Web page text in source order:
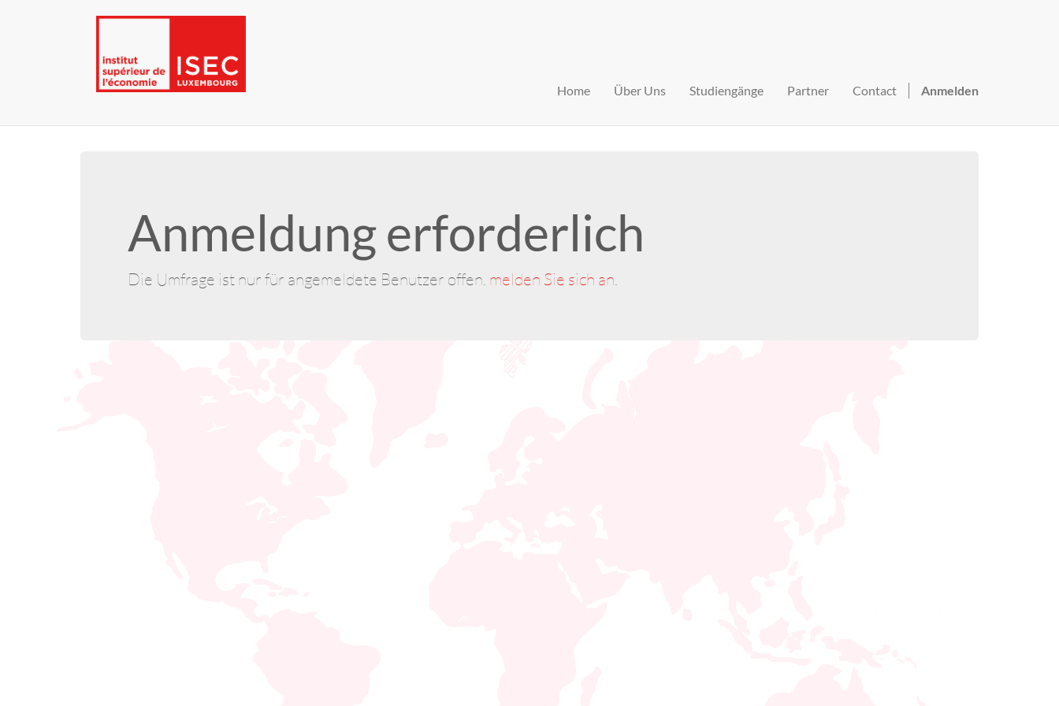
Home Über Uns Studiengänge Partner Contact Anmelden
Anmeldung erforderlich
Die Umfrage ist nur für angemeldete Benutzer offen. melden Sie sich an